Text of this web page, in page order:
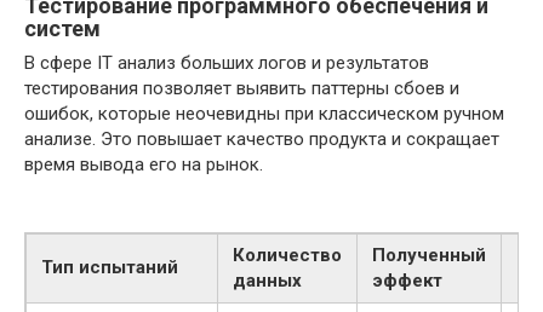
Тестирование программного обеспечения и
систем
В сфере IT анализ больших логов и результатов
тестирования позволяет выявить паттерны сбоев и
ошибок, которые неочевидны при классическом ручном
анализе. Это повышает качество продукта и сокращает
время вывода его на рынок.
Тип испытаний
Количество
данных
Полученный
эффект